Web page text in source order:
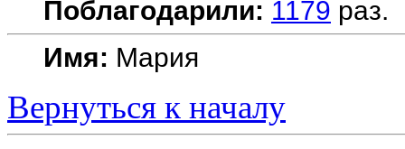
Поблагодарили: 1179 раз.
Имя: Мария
Вернуться к началу